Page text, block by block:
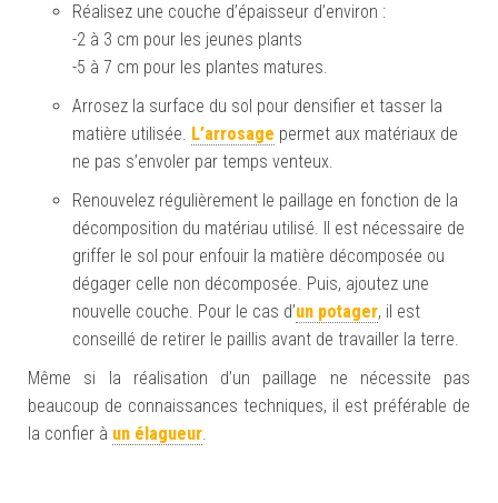
Réalisez une couche d’épaisseur d’environ :
-2 à 3 cm pour les jeunes plants
-5 à 7 cm pour les plantes matures.
Arrosez la surface du sol pour densifier et tasser la
matière utilisée. L’arrosage permet aux matériaux de
ne pas s’envoler par temps venteux.
Renouvelez régulièrement le paillage en fonction de la
décomposition du matériau utilisé. Il est nécessaire de
griffer le sol pour enfouir la matière décomposée ou
dégager celle non décomposée. Puis, ajoutez une
nouvelle couche. Pour le cas d’un potager, il est
conseillé de retirer le paillis avant de travailler la terre.
Même si la réalisation d’un paillage ne nécessite pas
beaucoup de connaissances techniques, il est préférable de
la confier à un élagueur.